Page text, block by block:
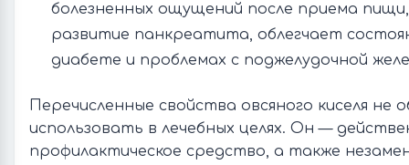
болезненных ощущений после приема
развитие панкреатита, облегчает
диабете и проблемах с поджелудочной
Перечисленные свойства овсяного киселя не
использовать в лечебных целях. Он —
профилактическое средство, а также